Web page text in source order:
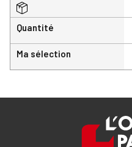
Quantité
Ma sélection